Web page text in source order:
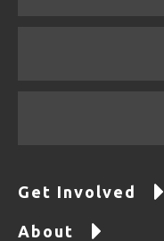
Get Involved
About